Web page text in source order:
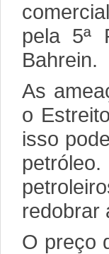
pela 5ª
Bahrein.
As
o
isso
redobrar
O preço